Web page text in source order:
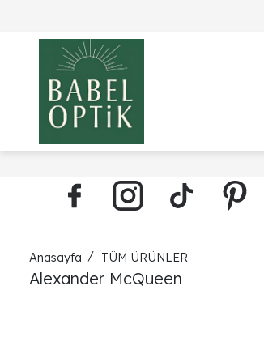
Anasayfa TÜM ÜRÜNLER
Alexander McQueen